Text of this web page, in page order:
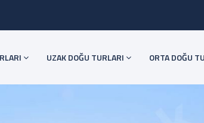
UZAK DOĞU TURLARI ORTA DOĞU